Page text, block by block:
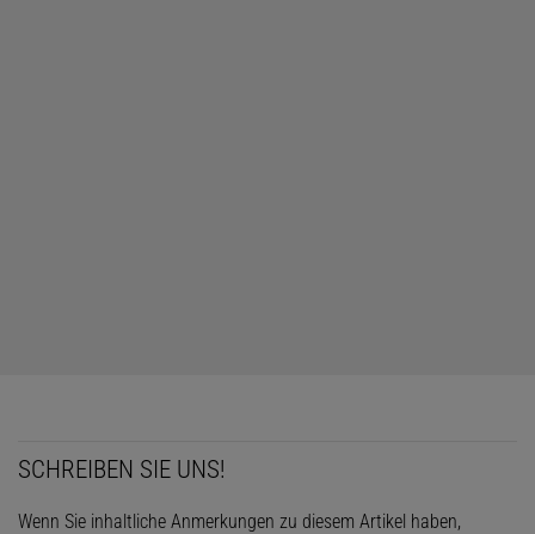
SCHREIBEN SIE UNS!
Wenn Sie inhaltliche Anmerkungen zu diesem Artikel haben,